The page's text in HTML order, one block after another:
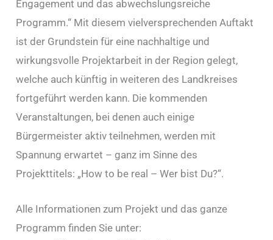
Engagement und das abwechslungsreiche
Programm.“ Mit diesem vielversprechenden Auftakt
ist der Grundstein für eine nachhaltige und
wirkungsvolle Projektarbeit in der Region gelegt,
welche auch künftig in weiteren des Landkreises
fortgeführt werden kann. Die kommenden
Veranstaltungen, bei denen auch einige
Bürgermeister aktiv teilnehmen, werden mit
Spannung erwartet – ganz im Sinne des
Projekttitels: „How to be real – Wer bist Du?“.
Alle Informationen zum Projekt und das ganze
Programm finden Sie unter: